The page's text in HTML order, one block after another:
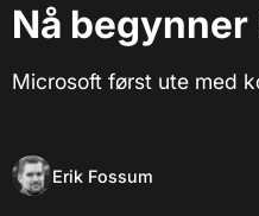
Nå begynner
Microsoft først ute med
Erik Fossum